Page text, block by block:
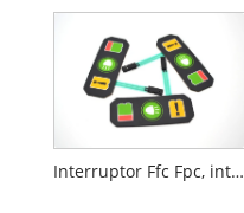
Interruptor Ffc Fpc, interruptores, almohadilla médica clave, membrana de domo Sensorel de escritorio